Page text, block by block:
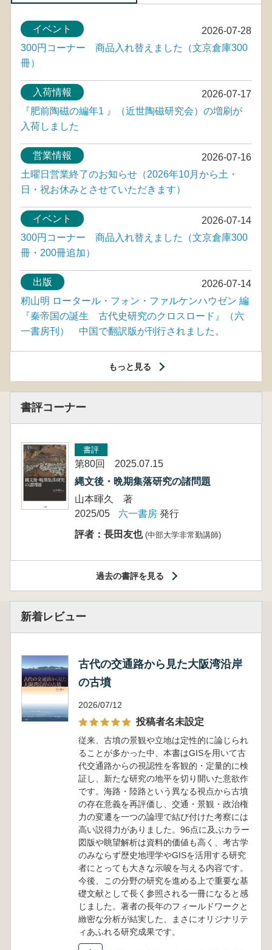
2026-07-28
イベント
300円コーナー 商品入れ替えました（文京倉庫300
冊）
2026-07-17
入荷情報
『肥前陶磁の編年1 』（近世陶磁研究会）の増刷が
入荷しました
2026-07-16
営業情報
土曜日営業終了のお知らせ（2026年10月から土・
日・祝お休みとさせていただきます）
2026-07-14
イベント
300円コーナー 商品入れ替えました（文京倉庫300
冊・200冊追加）
2026-07-14
出版
籾山明 ロータール・フォン・ファルケンハウゼン 編
『秦帝国の誕生 古代史研究のクロスロード』（六
一書房刊） 中国で翻訳版が刊行されました。
もっと見る
書評コーナー
書評
第80回 2025.07.15
縄文後・晩期集落研究の諸問題
山本暉久 著
2025/05
六一書房 発行
評者：長田友也 (中部大学非常勤講師)
過去の書評を見る
新着レビュー
古代の交通路から見た大阪湾沿岸
の古墳
2026/07/12
投稿者名未設定
従来、古墳の景観や立地は定性的に論じられ
ることが多かった中、本書はGISを用いて古
代交通路からの視認性を客観的・定量的に検
証し、新たな研究の地平を切り開いた意欲作
です。海路・陸路という異なる視点から古墳
の存在意義を再評価し、交通・景観・政治権
力の変遷を一つの論理で結び付けた考察には
高い説得力がありました。96点に及ぶカラー
図版や眺望解析は資料的価値も高く、考古学
のみならず歴史地理学やGISを活用する研究
者にとっても大きな示唆を与える内容です。
今後、この分野の研究を進める上で重要な基
礎文献として長く参照される一冊になると感
じました。著者の長年のフィールドワークと
緻密な分析が結実した、まさにオリジナリテ
ィあふれる研究成果です。